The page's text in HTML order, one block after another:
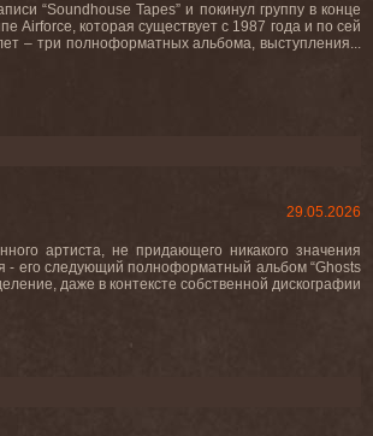
“Soundhouse Tapes” и покинул группу в конце
Airforce, которая существует с 1987 года и по сей
– три полноформатных альбома, выступления...
29.05.2026
артиста, не придающего никакого значения
- его следующий полноформатный альбом “Ghosts
даже в контексте собственной дискографии